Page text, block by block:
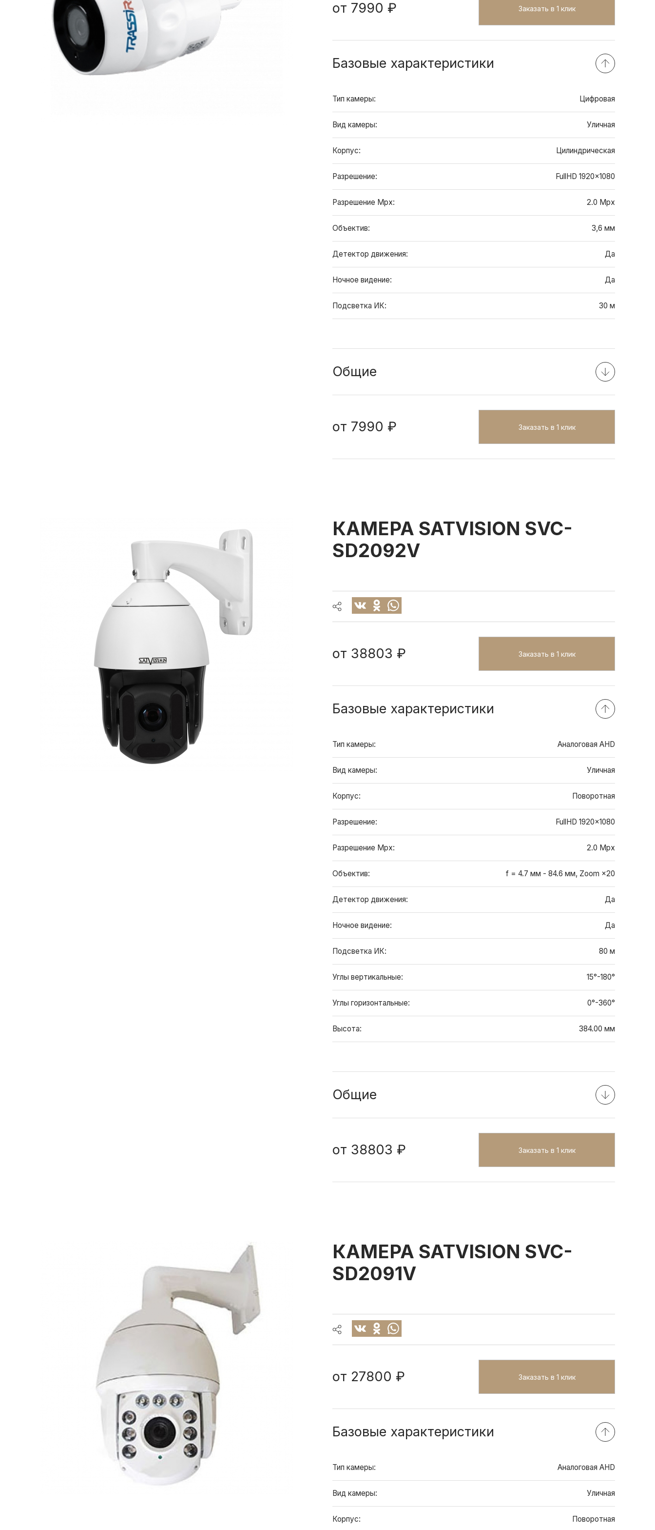
от 7990 ₽ Заказать в 1 клик
Базовые характеристики
Тип камеры: Цифровая
Вид камеры: Уличная
Корпус: Цилиндрическая
Разрешение: FullHD 1920x1080
Разрешение Mpx: 2.0 Mpx
Объектив: 3,6 мм
Детектор движения: Да
Ночное видение: Да
Подсветка ИК: 30 м
Общие
от 7990 ₽ Заказать в 1 клик
КАМЕРА SATVISION SVC-
SD2092V
от 38803 ₽ Заказать в 1 клик
Базовые характеристики
Тип камеры: Аналоговая AHD
Вид камеры: Уличная
Корпус: Поворотная
Разрешение: FullHD 1920x1080
Разрешение Mpx: 2.0 Mpx
Объектив: f = 4.7 мм - 84.6 мм, Zoom ×20
Детектор движения: Да
Ночное видение: Да
Подсветка ИК: 80 м
Углы вертикальные: 15°-180°
Углы горизонтальные: 0°-360°
Высота: 384.00 мм
Общие
от 38803 ₽ Заказать в 1 клик
КАМЕРА SATVISION SVC-
SD2091V
от 27800 ₽ Заказать в 1 клик
Базовые характеристики
Тип камеры: Аналоговая AHD
Вид камеры: Уличная
Корпус: Поворотная